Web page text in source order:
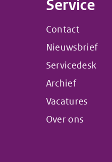
Service
Contact
Nieuwsbrief
Servicedesk
Archief
Vacatures
Over ons